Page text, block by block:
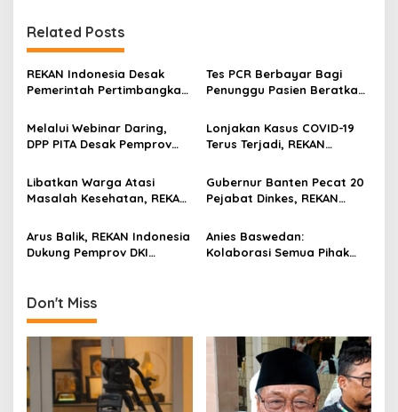
n
a
v
g
a
t
i
o
n
Related Posts
REKAN Indonesia Desak
Pemerintah Pertimbangkan
Travel Lane Bagi WNA
Tes PCR Berbayar Bagi
Penunggu Pasien Beratkan
Cabut Aturan Tersebut
Melalui Webinar Daring,
DPP PITA Desak Pemprov
2/2018 Untuk Bangkitkan
Sektor UMKM
Lonjakan Kasus COVID-19
Terus Terjadi, REKAN
Disiplin Terapkan Prokes!
Libatkan Warga Atasi
Masalah Kesehatan, REKAN
Gubernur Banten Pecat 20
Pejabat Dinkes, REKAN
Arus Balik, REKAN Indonesia
Dukung Pemprov DKI
Anies Baswedan:
Kolaborasi Semua Pihak
Don't Miss